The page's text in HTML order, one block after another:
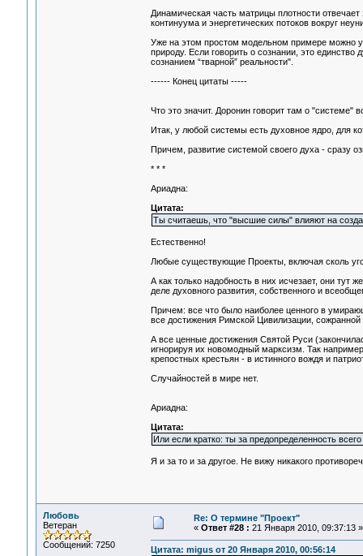
Динамическая часть матрицы плотности
континуума и энергетических потоков вокруг
Уже на этом простом модельном примере можно
природу. Если говорить о сознании, это
сознанием “тварной” реальности".
------ Конец цитаты -----
Что это значит. Доронин говорит там о "системе"
Итак, у любой системы есть духовное ядро, для
Причем, развитие системой своего духа - сразу
* * *
Ариадна:
Цитата:
Ты считаешь, что "высшие силы" влияют на
Естественно!
Любые существующие Проекты, включая сколь
А как только надобность в них исчезает, они
деле духовного развития, собственного и
Причем: все что было наиболее ценного в
все достижения Римской Цивилизации,
А все ценные достижения Святой Руси
игнорируя их новомодный марксизм. Так
крепостных крестьян - в истинного вождя и
Случайностей в мире нет.
Ариадна:
Цитата:
Или если кратко: ты за предопределенность
Я и за то и за другое. Не вижу никакого
Любовь
Ветеран
Сообщений: 7250
Re: О термине "Проект"
« Ответ #28 : 21 Января 2010, 09:37:13 »
Цитата: migus от 20 Января 2010, 00:56:14